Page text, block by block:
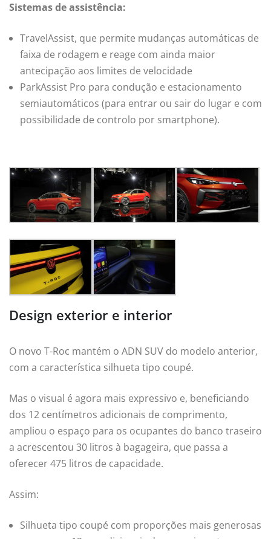
Sistemas de assistência:
TravelAssist, que permite mudanças automáticas de
faixa de rodagem e reage com ainda maior
antecipação aos limites de velocidade
ParkAssist Pro para condução e estacionamento
semiautomáticos (para entrar ou sair do lugar e com
possibilidade de controlo por smartphone).
Design exterior e interior
O novo T-Roc mantém o ADN SUV do modelo anterior,
com a característica silhueta tipo coupé.
Mas o visual é agora mais expressivo e, beneficiando
dos 12 centímetros adicionais de comprimento,
ampliou o espaço para os ocupantes do banco traseiro
a acrescentou 30 litros à bagageira, que passa a
oferecer 475 litros de capacidade.
Assim:
Silhueta tipo coupé com proporções mais generosas